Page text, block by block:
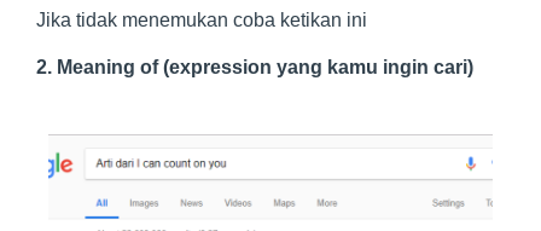
Jika tidak menemukan coba ketikan ini
2. Meaning of (expression yang kamu ingin cari)